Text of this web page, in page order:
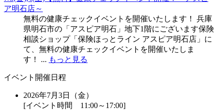
ア明石店～
無料の健康チェックイベントを開催いたします！ 兵庫
県明石市の「アスピア明石」地下1階にございます保険
相談ショップ「保険ほっとライン アスピア明石店」に
て、無料の健康チェックイベントを開催いたしま
す！ ... もっと見る
イベント開催日程
2026年7月3日（金）
[イベント時間 11:00～17:00]